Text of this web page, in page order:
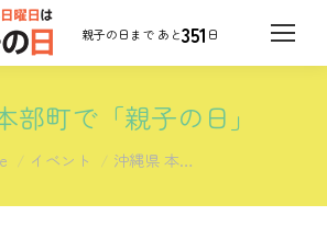
351 日
部町で「親子の日」
here:
イベント 沖縄県 本…